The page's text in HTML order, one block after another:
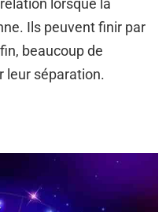
Ils peuvent finir par
beaucoup de
leur séparation.